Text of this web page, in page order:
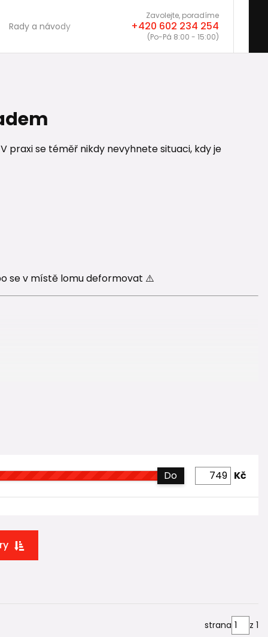
Rady a návody
Zavolejte, poradíme
+420 602 234 254
(Po-Pá 8:00 - 15:00)
praxi se téměř nikdy nevyhnete situaci, kdy je
se v místě lomu deformovat ⚠️
kolen ⚖️
Do Kč
strana z 1